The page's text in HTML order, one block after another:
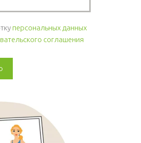
персональных данных
соглашения